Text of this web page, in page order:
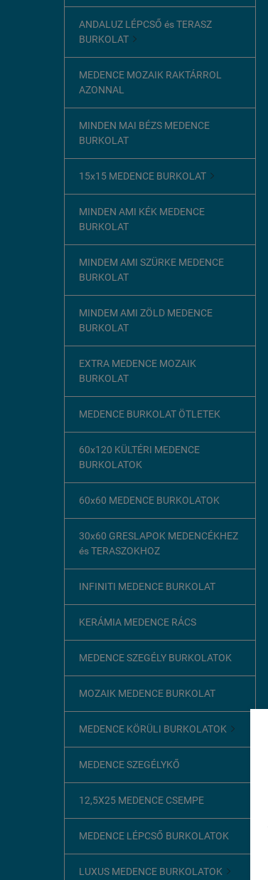
ANDALUZ LÉPCSŐ és TERASZ
BURKOLAT 
MEDENCE MOZAIK RAKTÁRROL
AZONNAL
MINDEN MAI BÉZS MEDENCE
BURKOLAT
15x15 MEDENCE BURKOLAT 
MINDEN AMI KÉK MEDENCE
BURKOLAT
MINDEM AMI SZÜRKE MEDENCE
BURKOLAT
MINDEM AMI ZÖLD MEDENCE
BURKOLAT
EXTRA MEDENCE MOZAIK
BURKOLAT
MEDENCE BURKOLAT ÖTLETEK
60x120 KÜLTÉRI MEDENCE
BURKOLATOK
60x60 MEDENCE BURKOLATOK
30x60 GRESLAPOK MEDENCÉKHEZ
és TERASZOKHOZ
INFINITI MEDENCE BURKOLAT
KERÁMIA MEDENCE RÁCS
MEDENCE SZEGÉLY BURKOLATOK
MOZAIK MEDENCE BURKOLAT
MEDENCE KÖRÜLI BURKOLATOK 
MEDENCE SZEGÉLYKŐ
12,5X25 MEDENCE CSEMPE
MEDENCE LÉPCSŐ BURKOLATOK
LUXUS MEDENCE BURKOLATOK 